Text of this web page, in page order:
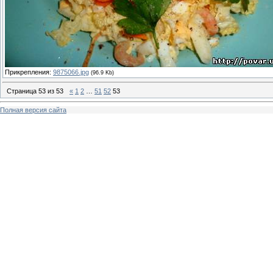
Прикрепления: 9875066.jpg (96.9 Kb)
Страница 53 из 53 « 1 2 51 52 53
Полная версия сайта